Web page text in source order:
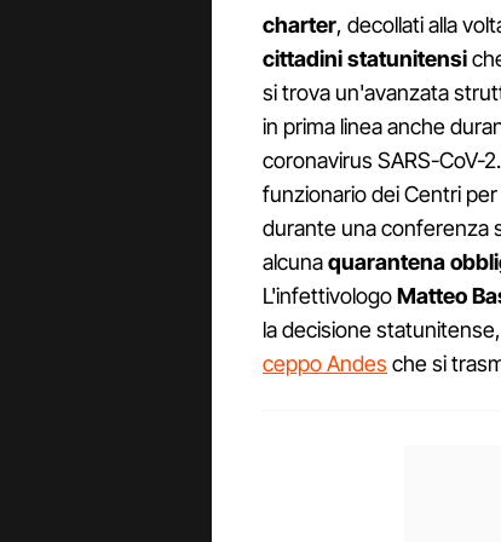
charter, decollati alla
cittadini statunitensi
si trova un'avanzata
in prima linea anche
coronavirus SARS-CoV-
funzionario dei Centri
durante una conferenza
alcunaquarantena
L'infettivologoMatteo
la decisione
ceppo Andes che si